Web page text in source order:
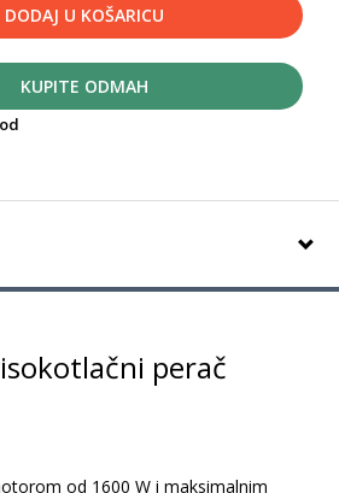
DODAJ U KOŠARICU
KUPITE ODMAH
perač
od 1600 W i maksimalnim